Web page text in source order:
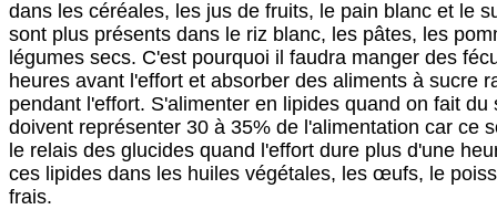
dans les céréales, les jus de fruits, le pain blanc et le
sont plus présents dans le riz blanc, les pâtes, les
légumes secs. C'est pourquoi il faudra manger des
heures avant l'effort et absorber des aliments à sucre
pendant l'effort. S'alimenter en lipides quand on fait du
doivent représenter 30 à 35% de l'alimentation car ce
le relais des glucides quand l'effort dure plus d'une
ces lipides dans les huiles végétales, les œufs, le
frais.